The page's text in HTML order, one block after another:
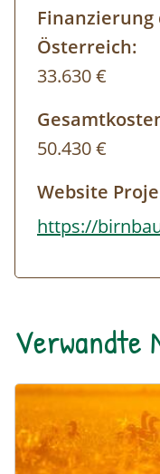
Finanzierung
Österreich:
33.630 €
50.430 €
Website
Verwandte